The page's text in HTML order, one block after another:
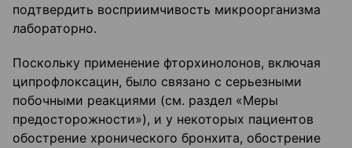
подтвердить восприимчивость микроорганизма
лабораторно.
Поскольку применение фторхинолонов, включая
ципрофлоксацин, было связано с серьезными
побочными реакциями (см. раздел «Меры
предосторожности»), и у некоторых пациентов
обострение хронического бронхита, обострение